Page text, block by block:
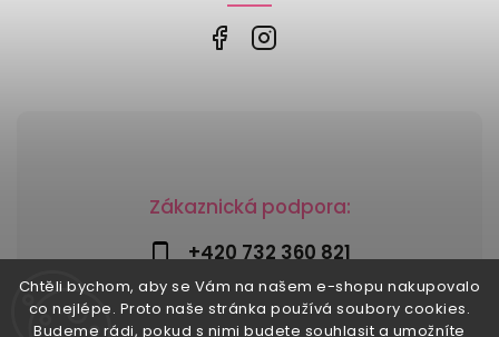
Chtěli bychom, aby se Vám na našem e-shopu nakupovalo
co nejlépe. Proto naše stránka používá soubory cookies.
Budeme rádi, pokud s nimi budete souhlasit a umožníte
Zákaznická podpora:
+420 732 360 821
info@risesnu.cz